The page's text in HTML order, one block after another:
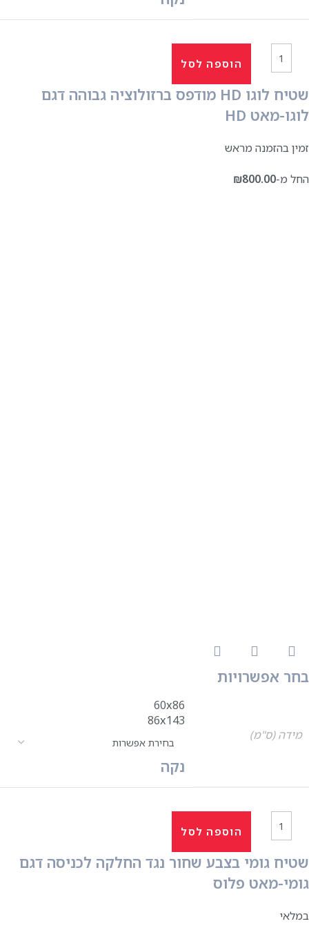
הוספה לסל
שטיח לוגו HD מודפס ברזולוציה גבוהה דגם
לוגו-מאט HD
זמין בהזמנה מראש
החל מ- ₪800.00
בחר אפשרויות
מידה (ס"מ)
60x86
86x143
נקה
הוספה לסל
שטיח גומי בצבע שחור נגד החלקה לכניסה דגם
גומי-מאט פלוס
במלאי